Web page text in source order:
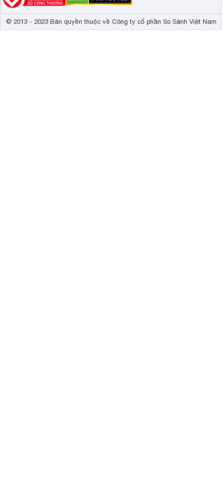
Thiết kế sang trọng
là sản phẩm nhập khẩu nguyên chiếc từItalyvới nhiều
được ưa chuộng nhất hiện nay. Lò được thiết kế bề mặt
© 2013 - 2023 Bản quyền thuộc về Công ty cổ phần So Sánh Việt Nam